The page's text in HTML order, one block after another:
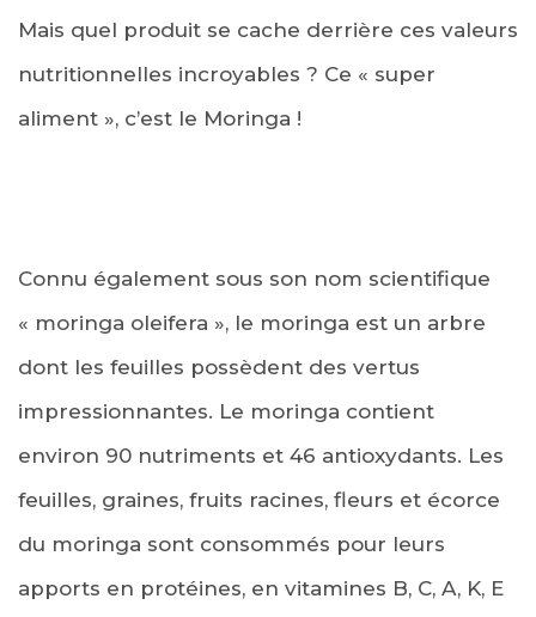
Mais quel produit se cache derrière ces valeurs
nutritionnelles incroyables ? Ce « super
aliment », c’est le Moringa !
Connu également sous son nom scientifique
« moringa oleifera », le moringa est un arbre
dont les feuilles possèdent des vertus
impressionnantes. Le moringa contient
environ 90 nutriments et 46 antioxydants. Les
feuilles, graines, fruits racines, fleurs et écorce
du moringa sont consommés pour leurs
apports en protéines, en vitamines B, C, A, K, E